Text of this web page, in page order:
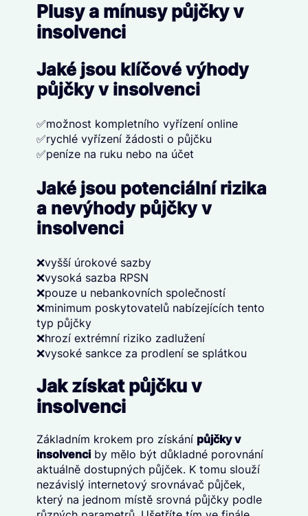
Plusy a mínusy půjčky v
insolvenci
Jaké jsou klíčové výhody
půjčky v insolvenci
✅možnost kompletního vyřízení online
✅rychlé vyřízení žádosti o půjčku
✅peníze na ruku nebo na účet
Jaké jsou potenciální rizika
a nevýhody půjčky v
insolvenci
❌vyšší úrokové sazby
❌vysoká sazba RPSN
❌pouze u nebankovních společností
❌minimum poskytovatelů nabízejících tento
typ půjčky
❌hrozí extrémní riziko zadlužení
❌vysoké sankce za prodlení se splátkou
Jak získat půjčku v
insolvenci
Základním krokem pro získání půjčky v
insolvenciby mělo být důkladné porovnání
aktuálně dostupných půjček. K tomu slouží
nezávislý internetový srovnávač půjček,
který na jednom místě srovná půjčky podle